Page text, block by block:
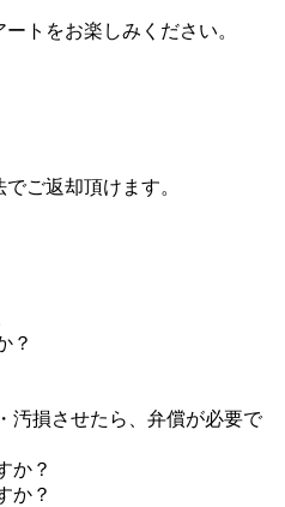
トをお楽しみください。
ご返却頂けます。
？
汚損させたら、弁償が必要で
か？
か？